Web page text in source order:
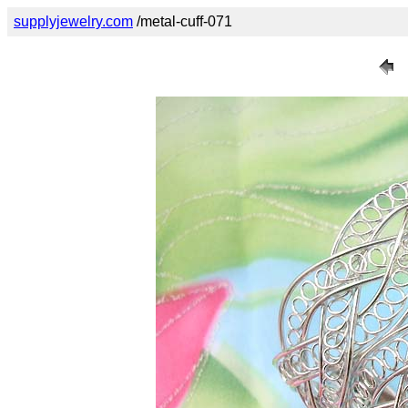
supplyjewelry.com /metal-cuff-071